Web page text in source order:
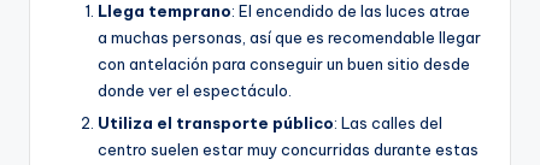
Llega temprano: El encendido de las luces atrae
a muchas personas, así que es recomendable llegar
con antelación para conseguir un buen sitio desde
donde ver el espectáculo.
Utiliza el transporte público: Las calles del
centro suelen estar muy concurridas durante estas